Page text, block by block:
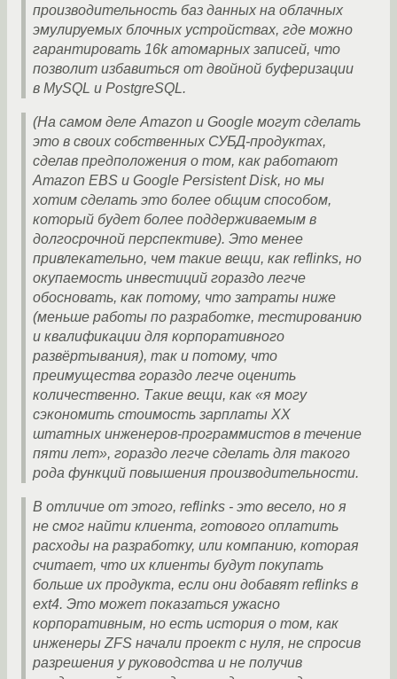
производительность баз данных на облачных
эмулируемых блочных устройствах, где можно
гарантировать 16k атомарных записей, что
позволит избавиться от двойной буферизации
в MySQL и PostgreSQL.
(На самом деле Amazon и Google могут сделать
это в своих собственных СУБД-продуктах,
сделав предположения о том, как работают
Amazon EBS и Google Persistent Disk, но мы
хотим сделать это более общим способом,
который будет более поддерживаемым в
долгосрочной перспективе). Это менее
привлекательно, чем такие вещи, как reflinks, но
окупаемость инвестиций гораздо легче
обосновать, как потому, что затраты ниже
(меньше работы по разработке, тестированию
и квалификации для корпоративного
развёртывания), так и потому, что
преимущества гораздо легче оценить
количественно. Такие вещи, как «я могу
сэкономить стоимость зарплаты XX
штатных инженеров-программистов в течение
пяти лет», гораздо легче сделать для такого
рода функций повышения производительности.
В отличие от этого, reflinks - это весело, но я
не смог найти клиента, готового оплатить
расходы на разработку, или компанию, которая
считает, что их клиенты будут покупать
больше их продукта, если они добавят reflinks в
ext4. Это может показаться ужасно
корпоративным, но есть история о том, как
инженеры ZFS начали проект с нуля, не спросив
разрешения у руководства и не получив